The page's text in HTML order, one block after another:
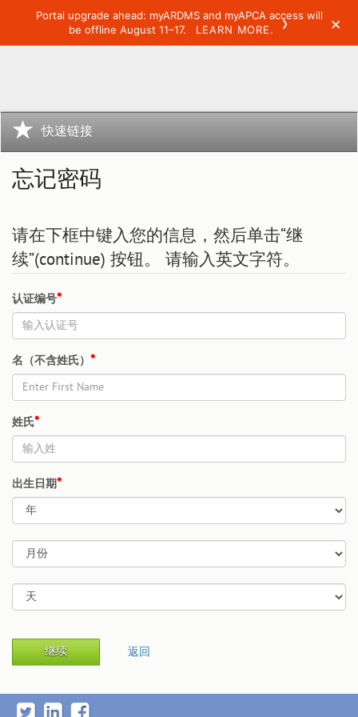
Portal upgrade ahead: myARDMS and myAPCA access will
be offline August 11–17.
LEARN MORE. › ×
快速链接
忘记密码
请在下框中键入您的信息，然后单击“继
续”(continue) 按钮。 请输入英文字符。
认证编号
名（不含姓氏）
姓氏
出生日期
返回